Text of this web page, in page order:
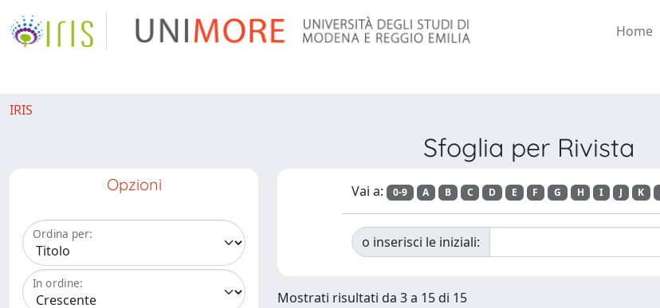
Home
IRIS
Sfoglia per Rivista
Opzioni
Ordina per:
In ordine:
Vai a: 0-9 A B C D E F G H I J K
o inserisci le iniziali:
Mostrati risultati da 3 a 15 di 15